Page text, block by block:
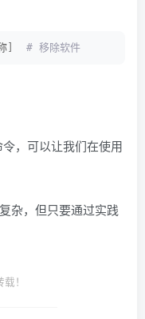
# 移除软件
，可以让我们在使用
杂，但只要通过实践
！